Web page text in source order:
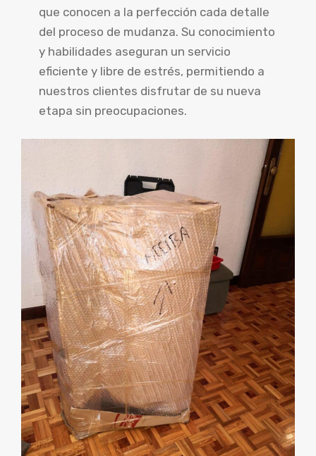
que conocen a la perfección cada detalle
del proceso de mudanza. Su conocimiento
y habilidades aseguran un servicio
eficiente y libre de estrés, permitiendo a
nuestros clientes disfrutar de su nueva
etapa sin preocupaciones.